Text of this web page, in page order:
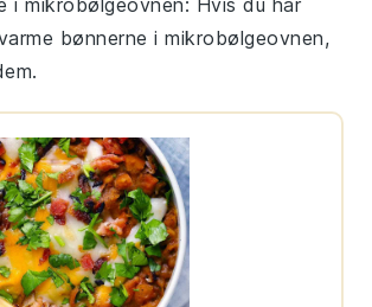
bønnerne i mikrobølgeovnen,